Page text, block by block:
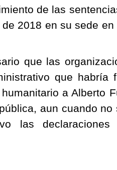
de las
2018 en su sede
que las
que habría
a Alberto
aun cuando
las